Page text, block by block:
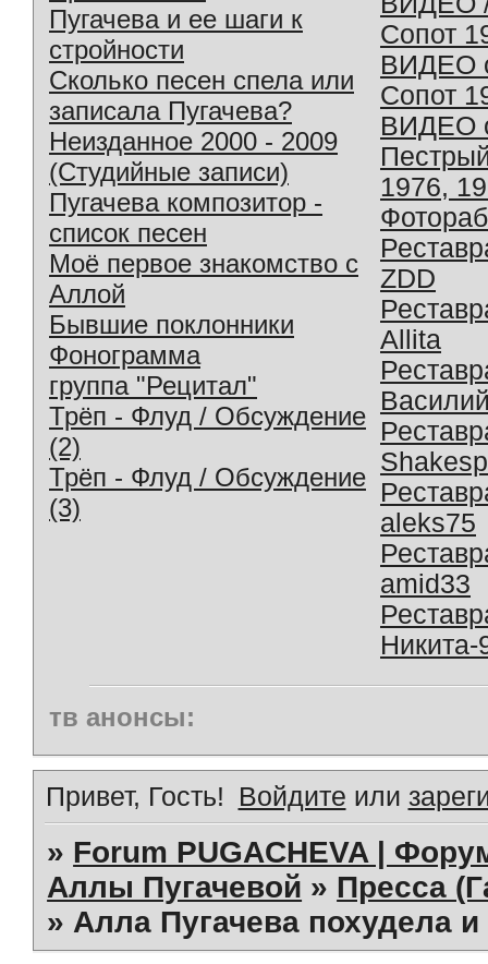
Пугачева и ее шаги к
стройности
Сколько песен спела или
записала Пугачева?
Неизданное 2000 - 2009
(Студийные записи)
Пугачева композитор -
список песен
Моё первое знакомство с
Аллой
Бывшие поклонники
Фонограмма
группа "Рецитал"
Трёп - Флуд / Обсуждение
(2)
Трёп - Флуд / Обсуждение
(3)
Сопот
ВИДЕО
Сопот
ВИДЕО
1976,
ZDD
Allita
aleks75
amid33
Никита-
тв анонсы:
Привет, Гость! Войдите или
» Forum PUGACHEVA |
Аллы Пугачевой » Пресса
» Алла Пугачева похудела